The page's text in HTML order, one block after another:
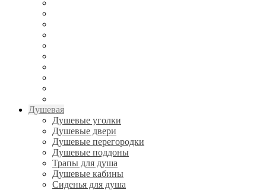
Душевая
Душевые уголки
Душевые двери
Душевые перегородки
Душевые поддоны
Трапы для душа
Душевые кабины
Сиденья для душа